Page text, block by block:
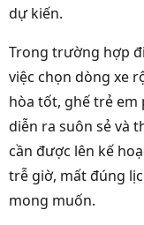
dự kiến.
Trong trường hợp
việc chọn dòng xe
hòa tốt, ghế trẻ em
diễn ra suôn sẻ và
cần được lên kế
trễ giờ, mất đúng
mong muốn.